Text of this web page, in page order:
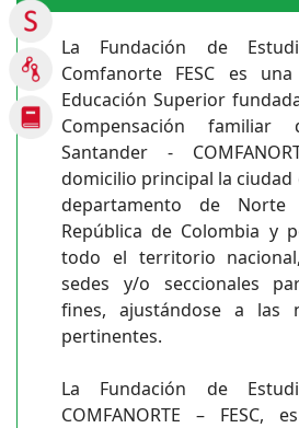
La Fundación de
Comfanorte FESC es
Educación Superior
Compensación
Santander -
domicilio principal la ciudad
departamento de Norte
República de Colombia y
todo el territorio
sedes y/o seccionales
fines, ajustándose a las
pertinentes.
La Fundación de
COMFANORTE – FESC,